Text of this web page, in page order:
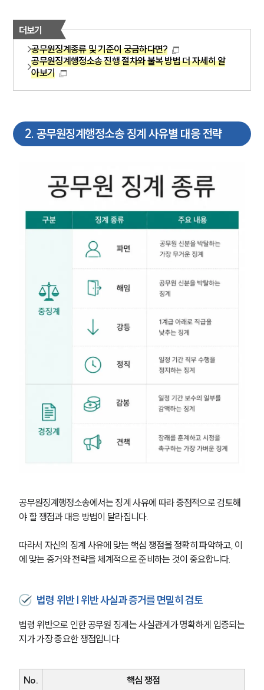
더보기
공무원징계종류 및 기준이 궁금하다면?
공무원징계행정소송 진행 절차와 불복 방법 더 자세히 알
아보기
2. 공무원징계행정소송 징계 사유별 대응 전략
공무원징계행정소송에서는 징계 사유에 따라 중점적으로 검토해
야 할 쟁점과 대응 방법이 달라집니다.
따라서 자신의 징계 사유에 맞는 핵심 쟁점을 정확히 파악하고, 이
에 맞는 증거와 전략을 체계적으로 준비하는 것이 중요합니다.
법령 위반 | 위반 사실과 증거를 면밀히 검토
법령 위반으로 인한 공무원 징계는 사실관계가 명확하게 입증되는
지가 가장 중요한 쟁점입니다.
No.
핵심 쟁점